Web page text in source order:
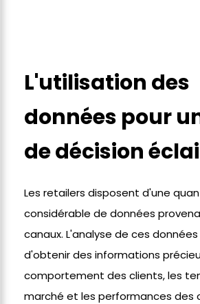
L'utilisation des
données pour
de décision
Les retailers disposent d'une
considérable de données
canaux. L'analyse de ces
d'obtenir des informations
comportement des clients, les
marché et les performances des